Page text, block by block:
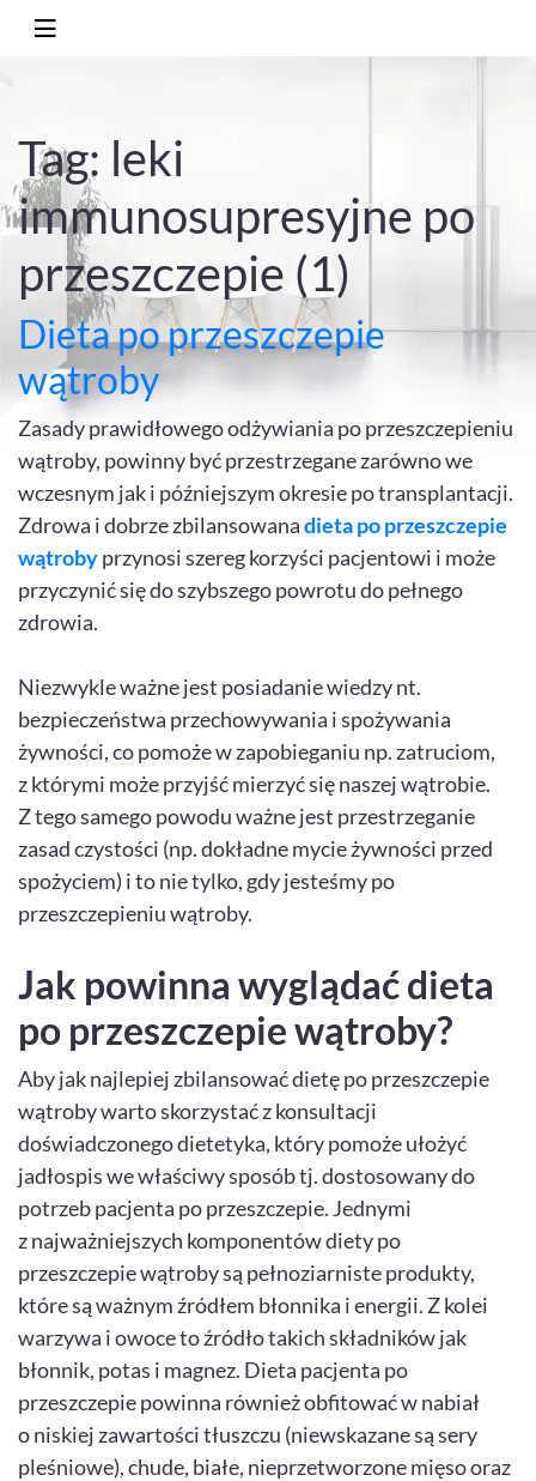
Tag: leki
immunosupresyjne po
przeszczepie (1)
Dieta po przeszczepie
wątroby
Zasady prawidłowego odżywiania po przeszczepieniu
wątroby, powinny być przestrzegane zarówno we
wczesnym jak i późniejszym okresie po transplantacji.
Zdrowa i dobrze zbilansowanadieta po przeszczepie
wątrobyprzynosi szereg korzyści pacjentowi i może
przyczynić się do szybszego powrotu do pełnego
zdrowia.
Niezwykle ważne jest posiadanie wiedzy nt.
bezpieczeństwa przechowywania i spożywania
żywności, co pomoże w zapobieganiu np. zatruciom,
z którymi może przyjść mierzyć się naszej wątrobie.
Z tego samego powodu ważne jest przestrzeganie
zasad czystości (np. dokładne mycie żywności przed
spożyciem) i to nie tylko, gdy jesteśmy po
przeszczepieniu wątroby.
Jak powinna wyglądać dieta
po przeszczepie wątroby?
Aby jak najlepiej zbilansować dietę po przeszczepie
wątroby warto skorzystać z konsultacji
doświadczonego dietetyka, który pomoże ułożyć
jadłospis we właściwy sposób tj. dostosowany do
potrzeb pacjenta po przeszczepie. Jednymi
z najważniejszych komponentów diety po
przeszczepie wątroby są pełnoziarniste produkty,
które są ważnym źródłem błonnika i energii. Z kolei
warzywa i owoce to źródło takich składników jak
błonnik, potas i magnez. Dieta pacjenta po
przeszczepie powinna również obfitować w nabiał
o niskiej zawartości tłuszczu (niewskazane są sery
pleśniowe), chude, białe, nieprzetworzone mięso oraz